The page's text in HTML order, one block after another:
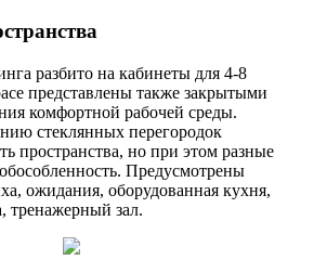
разбито на кабинеты для 4-8
представлены также закрытыми
комфортной рабочей среды.
стеклянных перегородок
пространства, но при этом разные
Предусмотрены
ожидания, оборудованная кухня,
тренажерный зал.